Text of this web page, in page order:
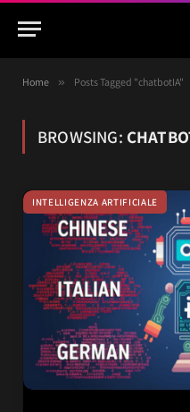
Home » Posts Tagged "chatbotIA"
BROWSING:
INTELLIGENZA ARTIFICIALE